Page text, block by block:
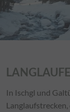
In Ischgl und